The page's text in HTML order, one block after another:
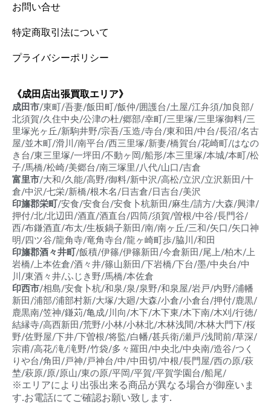
お問い合せ
特定商取引法について
プライバシーポリシー
《成田店出張買取エリア》
成田市/東町/吾妻/飯田町/飯仲/囲護台/土屋/江弁須/加良部/
北須賀/久住中央/公津の杜/郷部/幸町/三里塚/三里塚御料/三
里塚光ヶ丘/新駒井野/宗吾/玉造/寺台/東和田/中台/長沼/名古
屋/並木町/滑川/南平台/西三里塚/新妻/橋賀台/花崎町/はなの
き台/東三里塚/一坪田/不動ヶ岡/船形/本三里塚/本城/本町/松
子/馬橋/松崎/美郷台/南三塚里/八代/山口/吉倉
富里市/大和/久能/高野/御料/新中沢/高松/立沢/立沢新田/十
倉/中沢/七栄/新橋/根木名/日吉倉/日吉台/美沢
印旛郡栄町/安食/安食台/安食卜杭新田/麻生/請方/大森/興津/
押付/北/北辺田/酒直/酒直台/四筒/須賀/曽根/中谷/長門谷/
西/布鎌酒直/布太/生板鍋子新田/南/南ヶ丘/三和/矢口/矢口神
明/四ツ谷/龍角寺/竜角寺台/龍ヶ崎町歩/脇川/和田
印旛郡酒々井町/飯積/伊篠/伊篠新田/今倉新田/尾上/柏木/上
岩橋/上本佐倉/酒々井/篠山新田/下岩橋/下台/墨/中央台/中
川/東酒々井/ふじき野/馬橋/本佐倉
印西市/相島/安食卜杭/和泉/泉/泉野/和泉屋/岩戸/内野/浦幡
新田/浦部/浦部村新/大塚/大廻/大森/小倉/小倉台/押付/鹿黒/
鹿黒南/笠神/鎌苅/亀成/川向/木下/木下東/木下南/木刈/行徳/
結縁寺/高西新田/荒野/小林/小林北/木林浅間/木林大門下/桜
野/佐野屋/下井/下曽根/将監/白幡/甚兵衛/瀬戸/浅間前/草深/
宗甫/高花/滝/滝野/竹袋/多々羅田/中央北/中央南/造谷/つく
りや台/角田/戸神/戸神台/中/中田切/中根/長門屋/西の原/萩
埜/萩原/原/原山/東の原/平岡/平賀/平賀学園台/船尾/
※エリアにより出張出来る商品が異なる場合が御座いま
す.お電話にてご確認お願い致します.